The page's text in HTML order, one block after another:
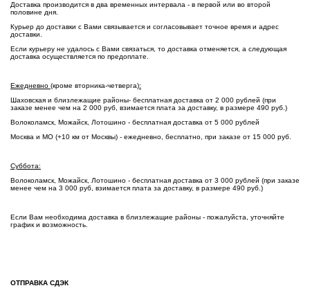
Доставка производится в два временных интервала - в первой или во второй
половине дня.
Курьер до доставки с Вами связывается и согласовывает точное время и адрес
доставки.
Если курьеру не удалось с Вами связаться, то доставка отменяется, а следующая
доставка осуществляется по предоплате.
Ежедневно (кроме вторника-четверга):
Шаховская и близлежащие районы- бесплатная доставка от 2 000 рублей (при
заказе менее чем на 2 000 руб, взимается плата за доставку, в размере 490 руб.)
Волоколамск, Можайск, Лотошино - бесплатная доставка от 5 000 рублей
Москва и МО (+10 км от Москвы) - ежедневно, бесплатно, при заказе от 15 000 руб.
Суббота:
Волоколамск, Можайск, Лотошино - бесплатная доставка от 3 000 рублей (при заказе
менее чем на 3 000 руб, взимается плата за доставку, в размере 490 руб.)
Если Вам необходима доставка в близлежащие районы - пожалуйста, уточняйте
график и возможность.
ОТПРАВКА СДЭК